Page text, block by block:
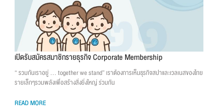
เปิดรับสมัครสมาชิกรายธุรกิจ Corporate Membership
“ รวมกันเราอยู่ … together we stand” เราต้องการเห็นธุรกิจสปาและเวลเนสของไทย
รายเล็กๆรวมพลังเพื่อสร้างสิ่งยิ่งใหญ่ ร่วมกัน
READ MORE